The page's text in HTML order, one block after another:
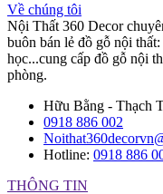
Về chúng tôi
Nội Thất 360 Decor
buôn bán lẻ đồ gỗ nội
học...cung cấp đồ gỗ nội
phòng.
Hữu Bằng - Thạch
0918 886 002
Hotline: 0918 886
THÔNG TIN